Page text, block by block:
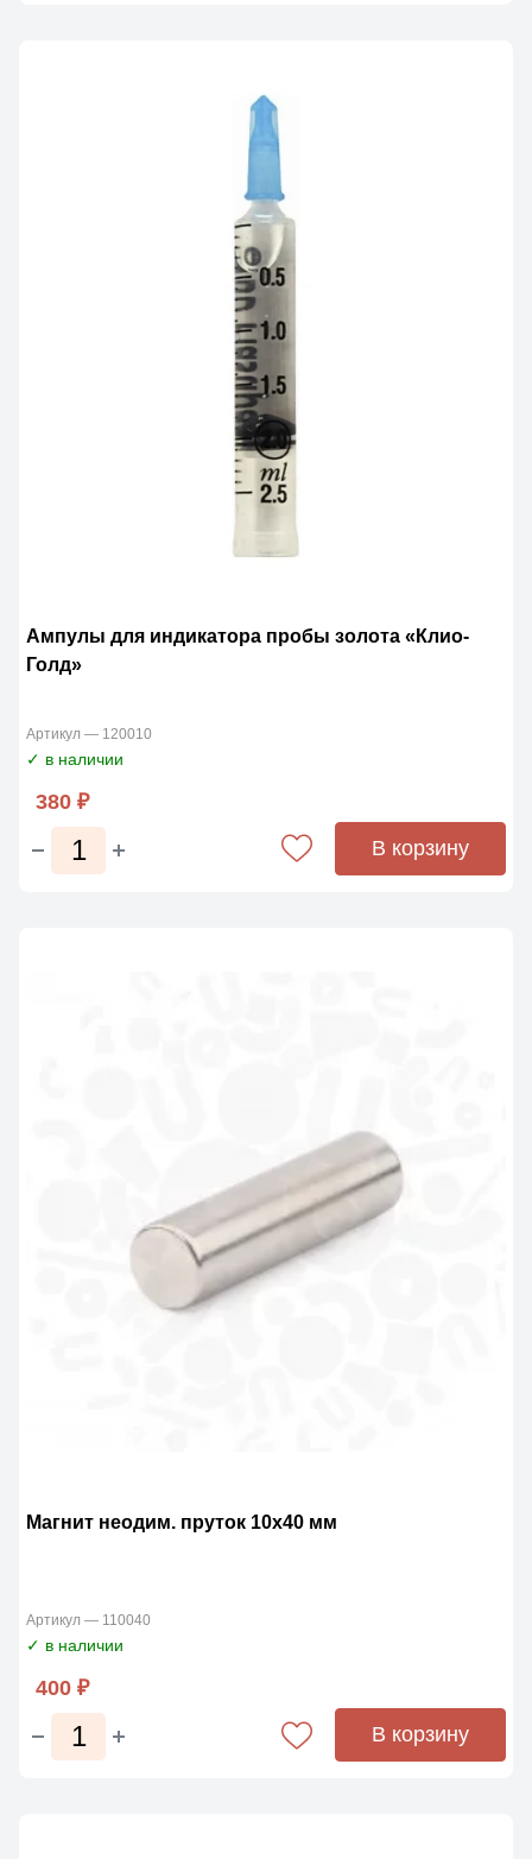
Ампулы для индикатора пробы золота «Клио-
Голд»
Артикул — 120010
✓ в наличии
380 ₽
В корзину
Магнит неодим. пруток 10х40 мм
Артикул — 110040
✓ в наличии
400 ₽
В корзину